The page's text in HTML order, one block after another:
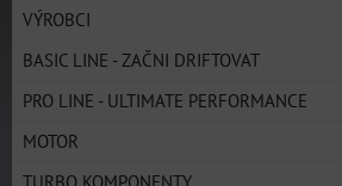
VÝROBCI
BASIC LINE - ZAČNI DRIFTOVAT
PRO LINE - ULTIMATE PERFORMANCE
MOTOR
TURBO KOMPONENTY